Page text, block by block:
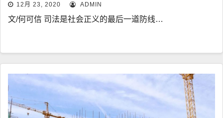
12月 23, 2020 ADMIN
文/何可信 司法是社会正义的最后一道防线…